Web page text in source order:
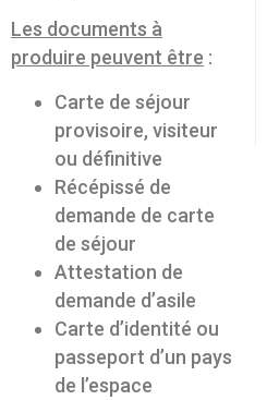
Les documents à
produire peuvent être :
Carte de séjour
provisoire, visiteur
ou définitive
Récépissé de
demande de carte
de séjour
Attestation de
demande d’asile
Carte d’identité ou
passeport d’un pays
de l’espace